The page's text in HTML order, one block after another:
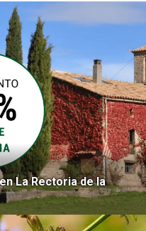
La Rectoria de la